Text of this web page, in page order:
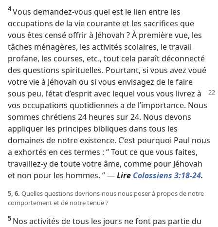
4Vous demandez-​vous quel est le lien entre les
occupations de la vie courante et les sacrifices que
vous êtes censé offrir à Jéhovah ? À première vue, les
tâches ménagères, les activités scolaires, le travail
profane, les courses, etc., tout cela paraît déconnecté
des questions spirituelles. Pourtant, si vous avez voué
votre vie à Jéhovah ou si vous envisagez de le faire
sous peu, l’état d’esprit avec lequel vous vous livrez à
vos occupations quotidiennes a de l’importance. Nous
sommes chrétiens 24 heures sur 24. Nous devons
appliquer les principes bibliques dans tous les
domaines de notre existence. C’est pourquoi Paul nous
a exhortés en ces termes : “ Tout ce que vous faites,
travaillez-​y de toute votre âme, comme pour Jéhovah
et non pour les hommes. ” —Lire Colossiens 3:18-24.
5, 6. Quelles questions devrions-​nous nous poser à propos de notre
comportement et de notre tenue ?
5 Nos activités de tous les jours ne font pas partie du